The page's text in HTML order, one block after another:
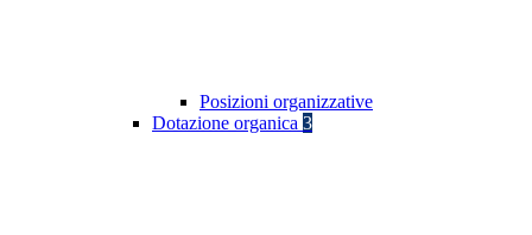
Posizioni organizzative
Dotazione organica 3